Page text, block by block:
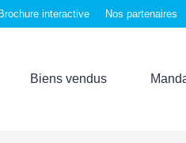
interactive Nos partenaires
Biens vendus